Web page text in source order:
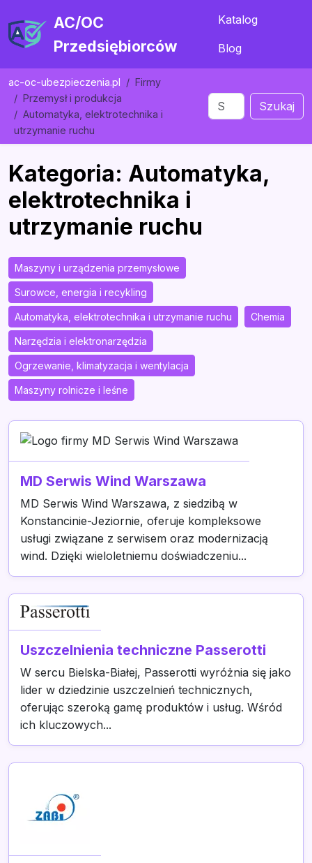
AC/OC
Przedsiębiorców
Katalog
Blog
ac-oc-ubezpieczenia.pl
Firmy
Przemysł i produkcja
Automatyka, elektrotechnika i
utrzymanie ruchu
Szukaj
Kategoria: Automatyka,
elektrotechnika i
utrzymanie ruchu
Maszyny i urządzenia przemysłowe
Surowce, energia i recykling
Automatyka, elektrotechnika i utrzymanie ruchu Chemia
Narzędzia i elektronarzędzia
Ogrzewanie, klimatyzacja i wentylacja
Maszyny rolnicze i leśne
MD Serwis Wind Warszawa
MD Serwis Wind Warszawa, z siedzibą w
Konstancinie-Jeziornie, oferuje kompleksowe
usługi związane z serwisem oraz modernizacją
wind. Dzięki wieloletniemu doświadczeniu...
Uszczelnienia techniczne Passerotti
W sercu Bielska-Białej, Passerotti wyróżnia się jako
lider w dziedzinie uszczelnień technicznych,
oferując szeroką gamę produktów i usług. Wśród
ich kluczowych...